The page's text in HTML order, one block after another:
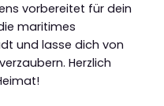
vorbereitet für dein
maritimes
und lasse dich von
Herzlich